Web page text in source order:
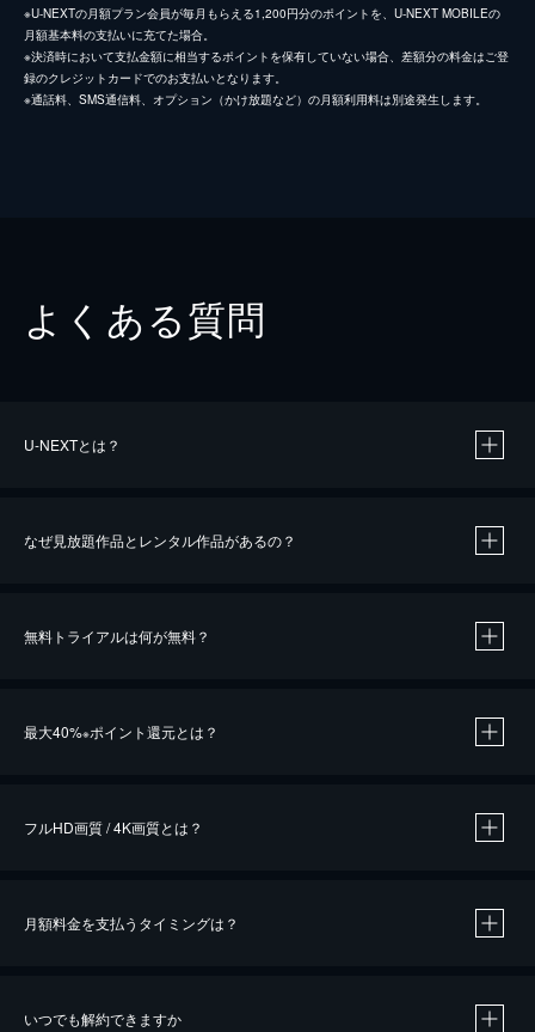
※U-NEXTの月額プラン会員が毎月もらえる1,200円分のポイントを、U-NEXT MOBILEの
月額基本料の支払いに充てた場合。
※決済時において支払金額に相当するポイントを保有していない場合、差額分の料金はご登
録のクレジットカードでのお支払いとなります。
※通話料、SMS通信料、オプション（かけ放題など）の月額利用料は別途発生します。
よくある質問
U-NEXTとは？
なぜ見放題作品とレンタル作品があるの？
無料トライアルは何が無料？
最大40%※ポイント還元とは？
※40％ポイント還元の対象は、クレジットカード決済による作品の購入 / レンタルです。
iOSアプリのUコイン決済による作品の購入 / レンタルは、20％のポイント還元です。
フルHD画質 / 4K画質とは？
月額料金を支払うタイミングは？
いつでも解約できますか